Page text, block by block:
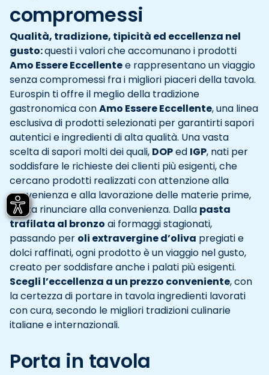
compromessi
Qualità, tradizione, tipicità ed eccellenza nel
gusto:questi i valori che accomunano i prodotti
Amo Essere Eccellentee rappresentano un viaggio
senza compromessi fra i migliori piaceri della tavola.
Eurospin ti offre il meglio della tradizione
gastronomica conAmo Essere Eccellente, una linea
esclusiva di prodotti selezionati per garantirti sapori
autentici e ingredienti di alta qualità. Una vasta
scelta di sapori molti dei quali, DOPed IGP, nati per
soddisfare le richieste dei clienti più esigenti, che
cercano prodotti realizzati con attenzione alla
provenienza e alla lavorazione delle materie prime,
senza rinunciare alla convenienza. Dalla pasta
trafilata al bronzo ai formaggi stagionati,
passando per oli extravergine d’oliva pregiati e
dolci raffinati, ogni prodotto è un viaggio nel gusto,
creato per soddisfare anche i palati più esigenti.
Scegli l’eccellenza a un prezzo conveniente, con
la certezza di portare in tavola ingredienti lavorati
con cura, secondo le migliori tradizioni culinarie
italiane e internazionali.
Porta in tavola